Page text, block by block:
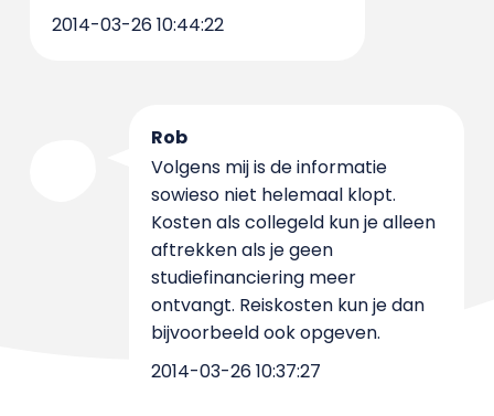
2014-03-26 10:44:22
Rob
Volgens mij is de informatie
sowieso niet helemaal klopt.
Kosten als collegeld kun je alleen
aftrekken als je geen
studiefinanciering meer
ontvangt. Reiskosten kun je dan
bijvoorbeeld ook opgeven.
2014-03-26 10:37:27